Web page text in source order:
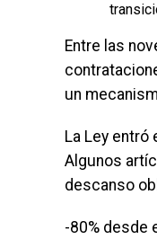
Entre las
un
La Ley
Algunos
descanso
-80% desde